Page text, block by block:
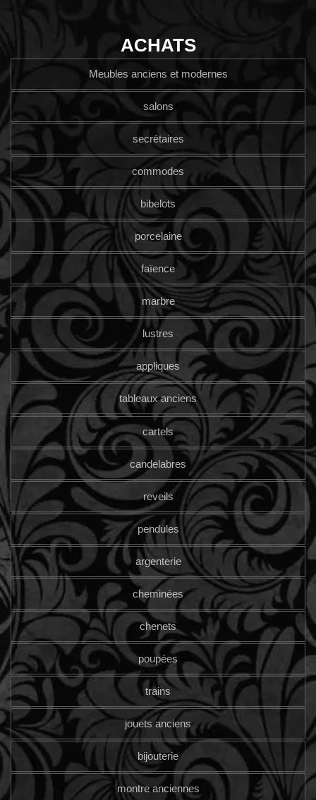
ACHATS
Meubles anciens et modernes
salons
secrétaires
commodes
bibelots
porcelaine
faïence
marbre
lustres
appliques
tableaux anciens
cartels
candelabres
reveils
pendules
argenterie
cheminées
chenets
poupées
trains
jouets anciens
bijouterie
montre anciennes